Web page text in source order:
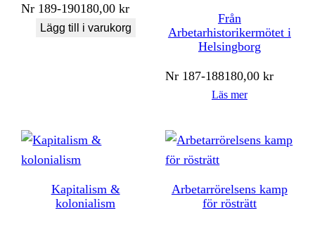
Nr 189-190180,00kr
Lägg till i varukorg
Från
Arbetarhistorikermötet i
Helsingborg
Nr 187-188180,00kr
Läs mer
Kapitalism &
kolonialism
Arbetarrörelsens kamp
för rösträtt